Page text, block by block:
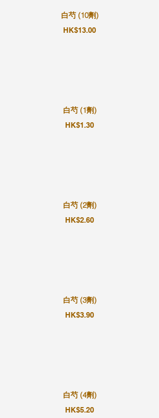
白芍 (10劑)
HK$13.00
白芍 (1劑)
HK$1.30
白芍 (2劑)
HK$2.60
白芍 (3劑)
HK$3.90
白芍 (4劑)
HK$5.20